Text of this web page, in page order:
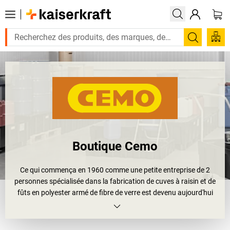
Boutique Cemo
Ce qui commença en 1960 comme une petite entreprise de 2
personnes spécialisée dans la fabrication de cuves à raisin et de
fûts en polyester armé de fibre de verre est devenu aujourd'hui
l'une des principales entreprises dans le domaine du stockage des